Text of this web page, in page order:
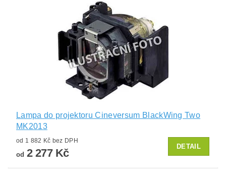
Lampa do projektoru Cineversum BlackWing Two
MK2013
od 1 882 Kč bez DPH
od 2 277 Kč
DETAIL